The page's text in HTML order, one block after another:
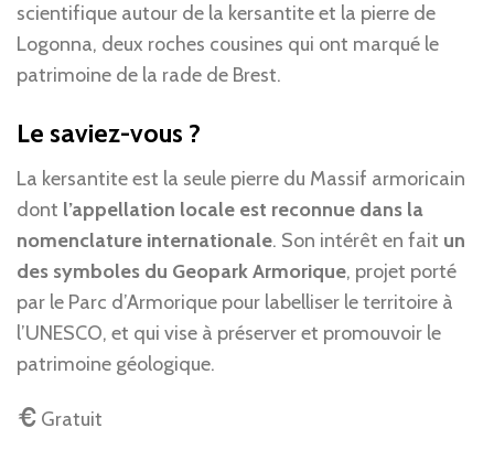
scientifique autour de la kersantite et la pierre de
Logonna, deux roches cousines qui ont marqué le
patrimoine de la rade de Brest.
Le saviez-vous ?
La kersantite est la seule pierre du Massif armoricain
dont l’appellation locale est reconnue dans la
nomenclature internationale. Son intérêt en fait un
des symboles du Geopark Armorique, projet porté
par le Parc d’Armorique pour labelliser le territoire à
l’UNESCO, et qui vise à préserver et promouvoir le
patrimoine géologique.
Gratuit